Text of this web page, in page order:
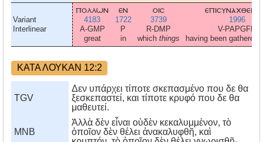
Variant
Interlinear
πολλων
4183
A-GMP
great
εν
1722
P
in
οισ
3739
R-DMP
which things
1996
V-PAPGFP
having been gathered
ΚΑΤΑ ΛΟΥΚΑΝ 12:2
TGV
Δεν υπάρχει τίποτε σκεπασμένο που δε θα
ξεσκεπαστεί, και τίποτε κρυφό που δε θα
μαθευτεί.
MNB
Ἀλλὰ δὲν εἶναι οὐδὲν κεκαλυμμένον, τὸ
ὁποῖον δὲν θέλει ἀνακαλυφθῆ, καὶ